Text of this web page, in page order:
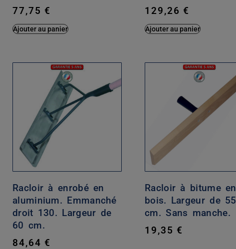
77,75 €
Ajouter au panier
129,26 €
Ajouter au panier
Racloir à enrobé en
aluminium. Emmanché
droit 130. Largeur de
60 cm.
84,64 €
Racloir à bitume en
bois. Largeur de 55
cm. Sans manche.
19,35 €